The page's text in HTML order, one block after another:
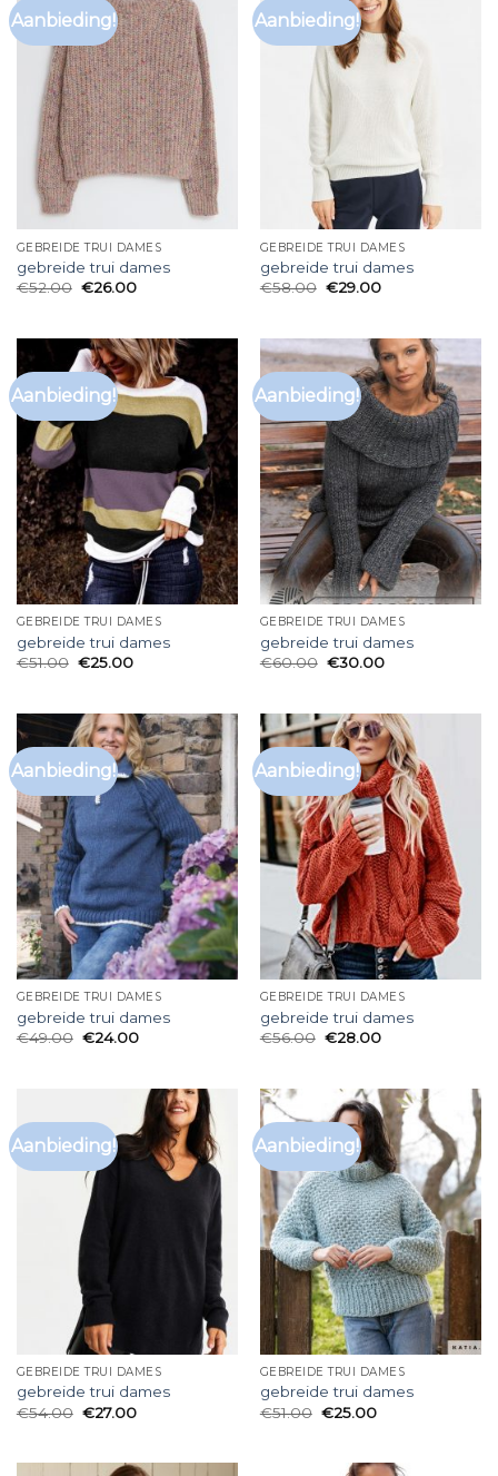
Aanbieding!
GEBREIDE TRUI DAMES
gebreide trui dames
€52.00 €26.00
Aanbieding!
GEBREIDE TRUI DAMES
gebreide trui dames
€58.00 €29.00
Aanbieding!
GEBREIDE TRUI DAMES
gebreide trui dames
€51.00 €25.00
Aanbieding!
GEBREIDE TRUI DAMES
gebreide trui dames
€60.00 €30.00
Aanbieding!
GEBREIDE TRUI DAMES
gebreide trui dames
€49.00 €24.00
Aanbieding!
GEBREIDE TRUI DAMES
gebreide trui dames
€56.00 €28.00
Aanbieding!
GEBREIDE TRUI DAMES
gebreide trui dames
€54.00 €27.00
Aanbieding!
GEBREIDE TRUI DAMES
gebreide trui dames
€51.00 €25.00